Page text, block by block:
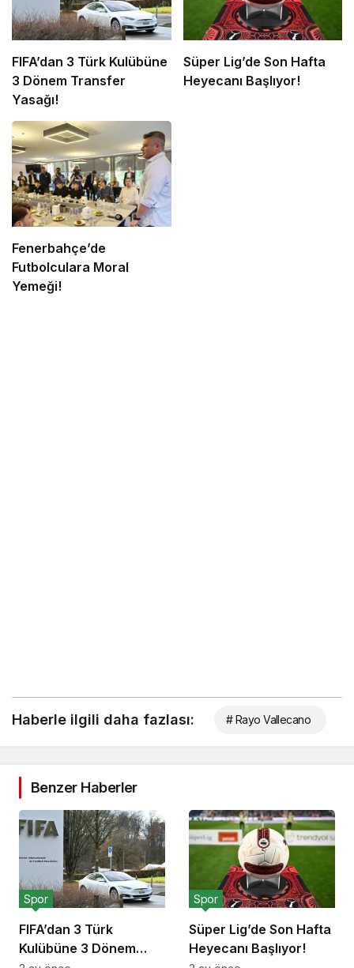
FIFA’dan 3 Türk Kulübüne
3 Dönem Transfer
Yasağı!
Süper Lig’de Son Hafta
Heyecanı Başlıyor!
Fenerbahçe’de
Futbolculara Moral
Yemeği!
Haberle ilgili daha fazlası: # Rayo Vallecano
Benzer Haberler
FIFA’dan 3 Türk
Kulübüne 3 Dönem
Spor
Süper Lig’de Son Hafta
Heyecanı Başlıyor!
Spor